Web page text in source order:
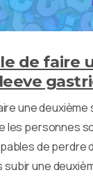
de faire
une deuxième
les personnes
de perdre
une